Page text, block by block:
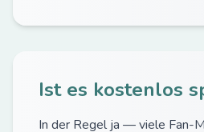
Ist es kostenlos
In der Regel ja — viele Fan-